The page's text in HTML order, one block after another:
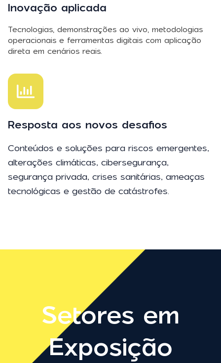
Inovação aplicada
Tecnologias, demonstrações ao vivo, metodologias
operacionais e ferramentas digitais com aplicação
direta em cenários reais.
Resposta aos novos desafios
Conteúdos e soluções para riscos emergentes,
alterações climáticas, cibersegurança,
segurança privada, crises sanitárias, ameaças
tecnológicas e gestão de catástrofes.
Setores em
Exposição